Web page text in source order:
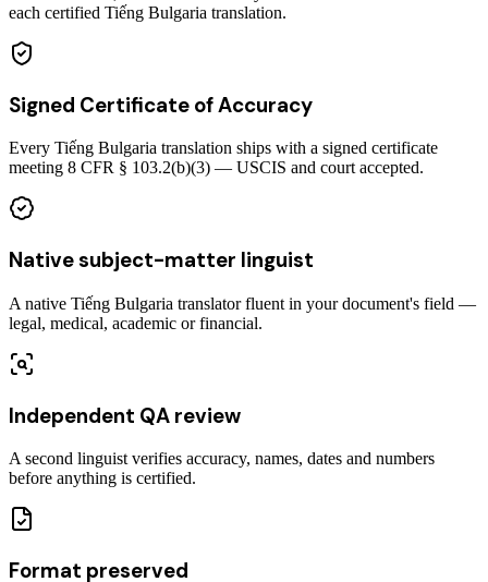
each certified Tiếng Bulgaria translation.
Signed Certificate of Accuracy
Every Tiếng Bulgaria translation ships with a signed certificate
meeting 8 CFR § 103.2(b)(3) — USCIS and court accepted.
Native subject-matter linguist
A native Tiếng Bulgaria translator fluent in your document's field —
legal, medical, academic or financial.
Independent QA review
A second linguist verifies accuracy, names, dates and numbers
before anything is certified.
Format preserved